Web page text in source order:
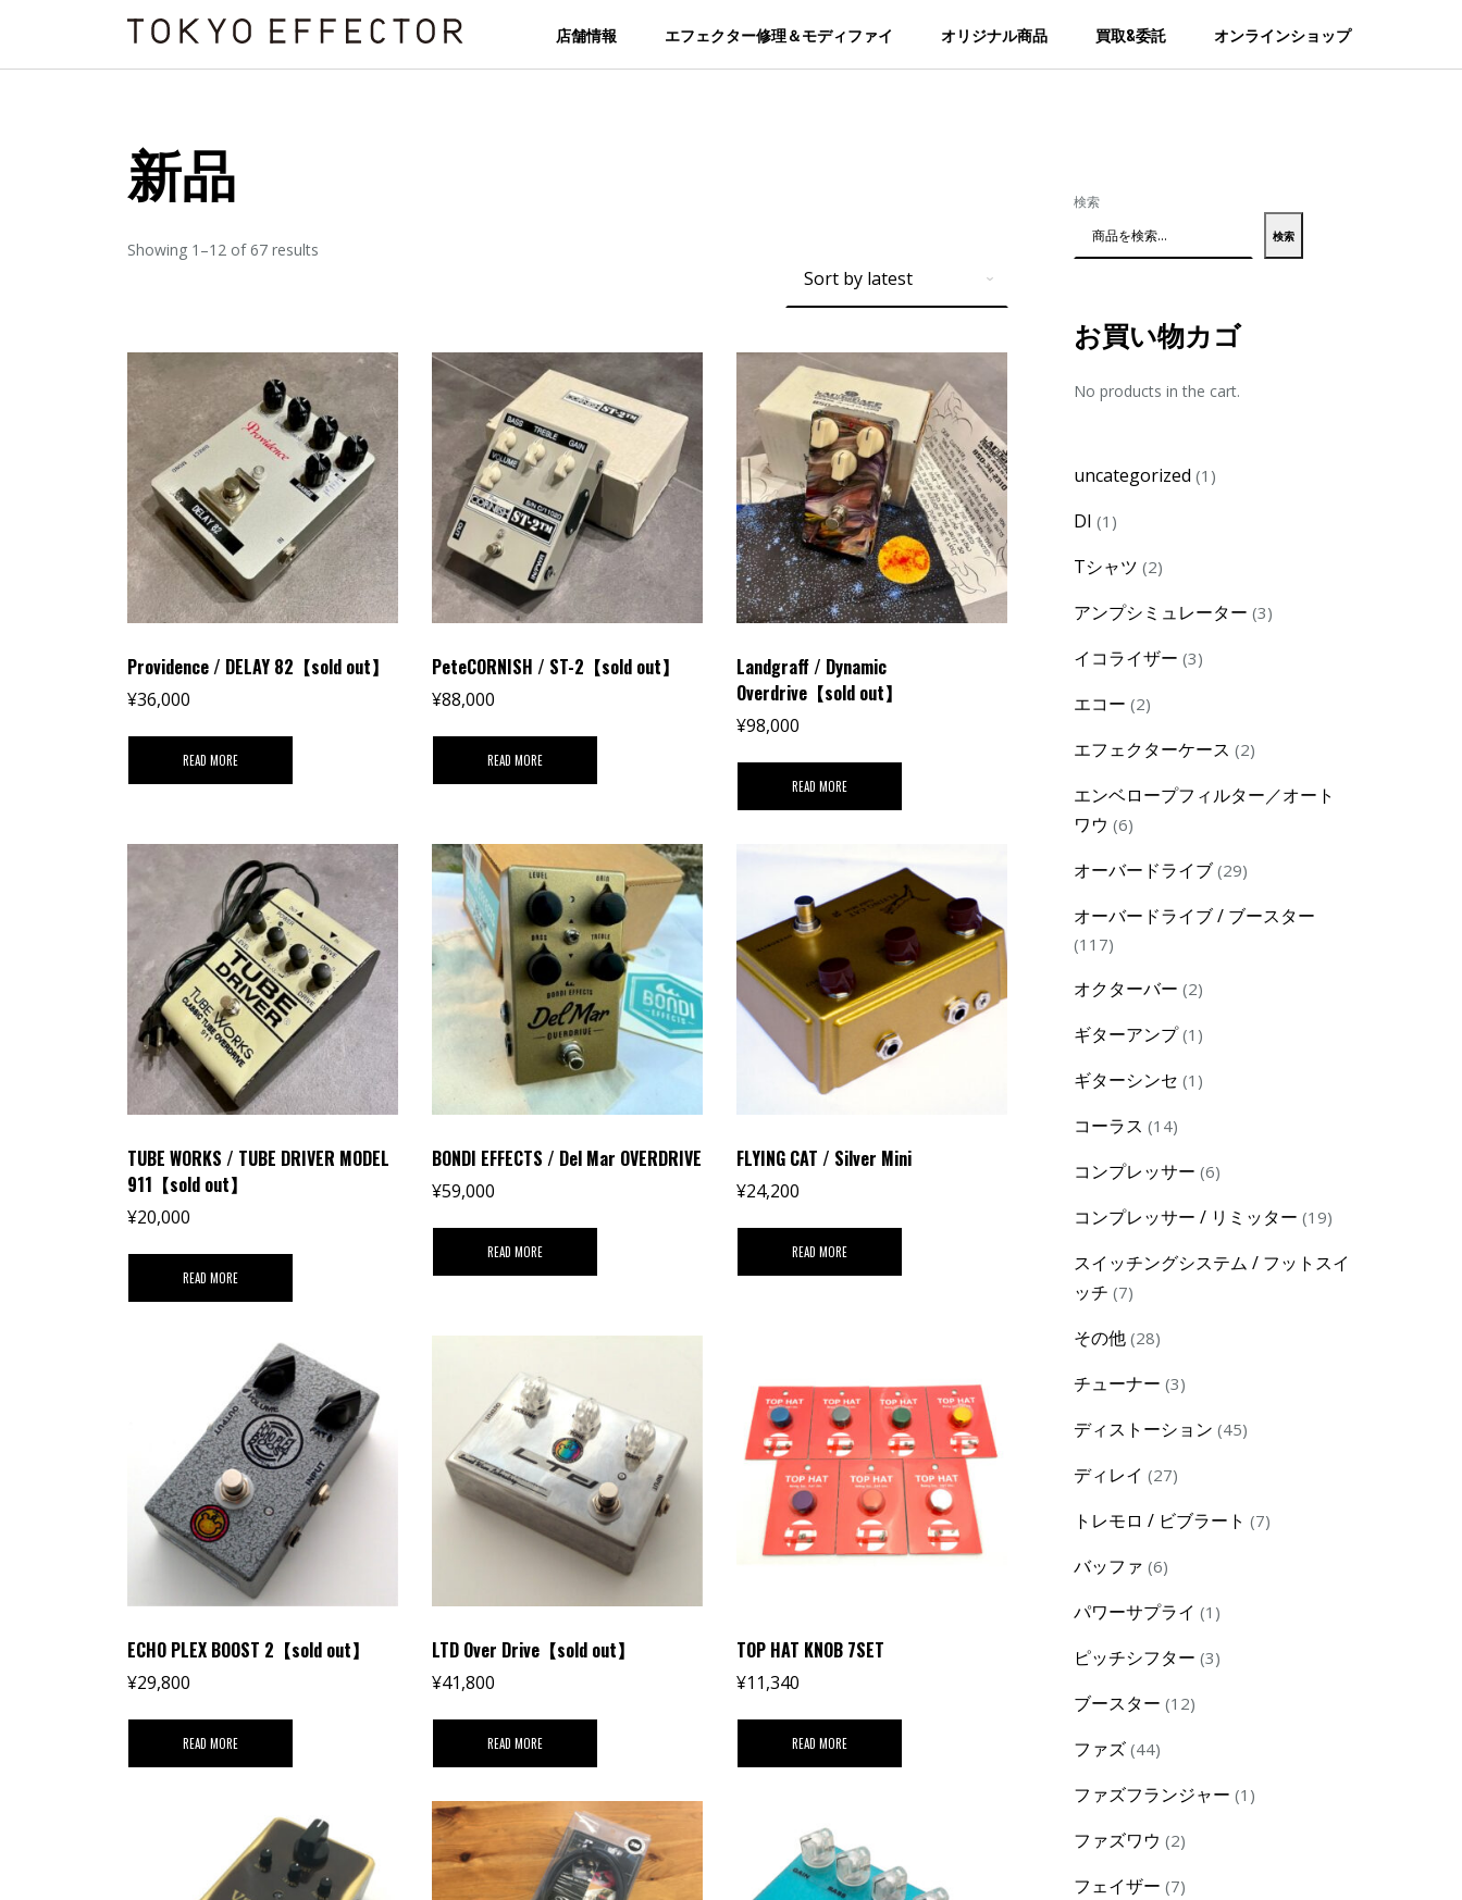
店舗情報 エフェクター修理＆モディファイ オリジナル商品 買取&委託 オンラインショップ
新品
Showing 1–12 of 67 results
Providence / DELAY 82【sold out】
¥36,000
READ MORE
PeteCORNISH / ST-2【sold out】
¥88,000
READ MORE
Landgraff / Dynamic
Overdrive【sold out】
¥98,000
READ MORE
TUBE WORKS / TUBE DRIVER MODEL
911【sold out】
¥20,000
READ MORE
BONDI EFFECTS / Del Mar OVERDRIVE
¥59,000
READ MORE
FLYING CAT / Silver Mini
¥24,200
READ MORE
ECHO PLEX BOOST 2【sold out】
¥29,800
READ MORE
LTD Over Drive【sold out】
¥41,800
READ MORE
TOP HAT KNOB 7SET
¥11,340
READ MORE
検索
検索
お買い物カゴ
No products in the cart.
uncategorized 1 1
DI 1 1
Tシャツ 22
アンプシミュレーター 33
イコライザー 33
エコー 22
エフェクターケース 22
エンベロープフィルター／オート
ワウ 66
オーバードライブ 2929
オーバードライブ / ブースター
117117
オクターバー 22
ギターアンプ 1 1
ギターシンセ 1 1
コーラス 1414
コンプレッサー 66
コンプレッサー / リミッター 1919
スイッチングシステム / フットスイ
ッチ 77
その他 2828
チューナー 33
ディストーション 4545
ディレイ 2727
トレモロ / ビブラート 77
バッファ 66
パワーサプライ 1 1
ピッチシフター 33
ブースター 1212
ファズ 4444
ファズフランジャー 1 1
ファズワウ 22
フェイザー 77